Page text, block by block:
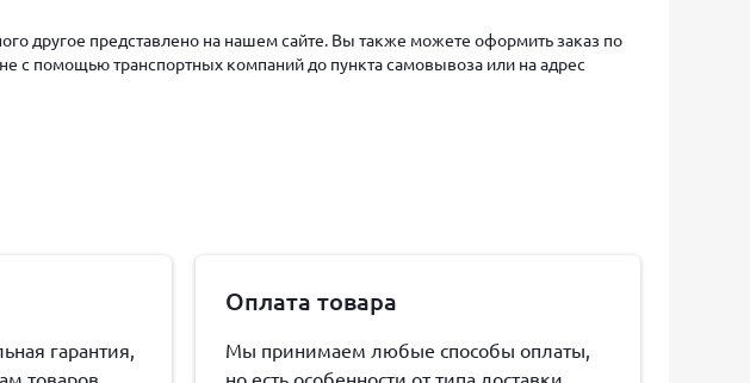
другое представлено на нашем сайте. Вы также можете оформить заказ по
с помощью транспортных компаний до пункта самовывоза или на адрес
гарантия,
товаров
Оплата товара
Мы принимаем любые способы оплаты,
но есть особенности от типа доставки